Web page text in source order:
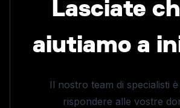
Lasciate
aiutiamo a
Il nostro team di specialisti
rispondere alle vostre